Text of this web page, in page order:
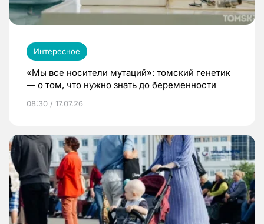
Интересное
«Мы все носители мутаций»: томский генетик
— о том, что нужно знать до беременности
08:30 / 17.07.26